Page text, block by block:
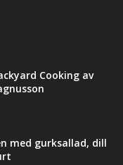
Cooking av
med gurksallad, dill